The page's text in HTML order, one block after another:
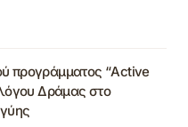
προγράμματος “Active
Δράμας στο